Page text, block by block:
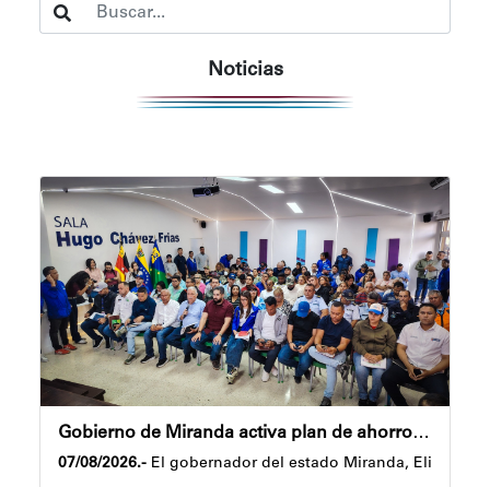
Noticias
Gobierno de Miranda activa plan de ahorro energético en la entidad
07/08/2026.- El gobernador del estado Miranda, Elio